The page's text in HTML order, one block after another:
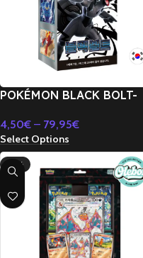
POKÉMON BLACK BOLT-
4,50€ – 79,95€
Select Options
-13%